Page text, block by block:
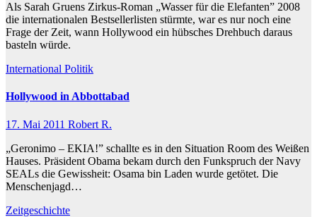
Als Sarah Gruens Zirkus-Roman „Wasser für die Elefanten” 2008
die internationalen Bestsellerlisten stürmte, war es nur noch eine
Frage der Zeit, wann Hollywood ein hübsches Drehbuch daraus
basteln würde.
International Politik
Hollywood in Abbottabad
17. Mai 2011 Robert R.
„Geronimo – EKIA!” schallte es in den Situation Room des Weißen
Hauses. Präsident Obama bekam durch den Funkspruch der Navy
SEALs die Gewissheit: Osama bin Laden wurde getötet. Die
Menschenjagd…
Zeitgeschichte